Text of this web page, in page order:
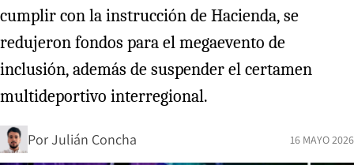
cumplir con la instrucción de Hacienda, se
redujeron fondos para el megaevento de
inclusión, además de suspender el certamen
multideportivo interregional.
PorJulián Concha 16 MAYO 2026